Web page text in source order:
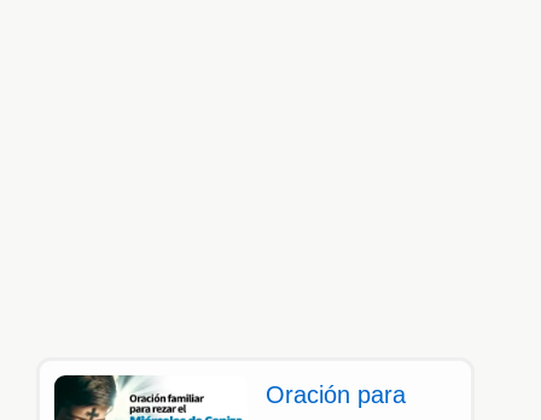
Oración para